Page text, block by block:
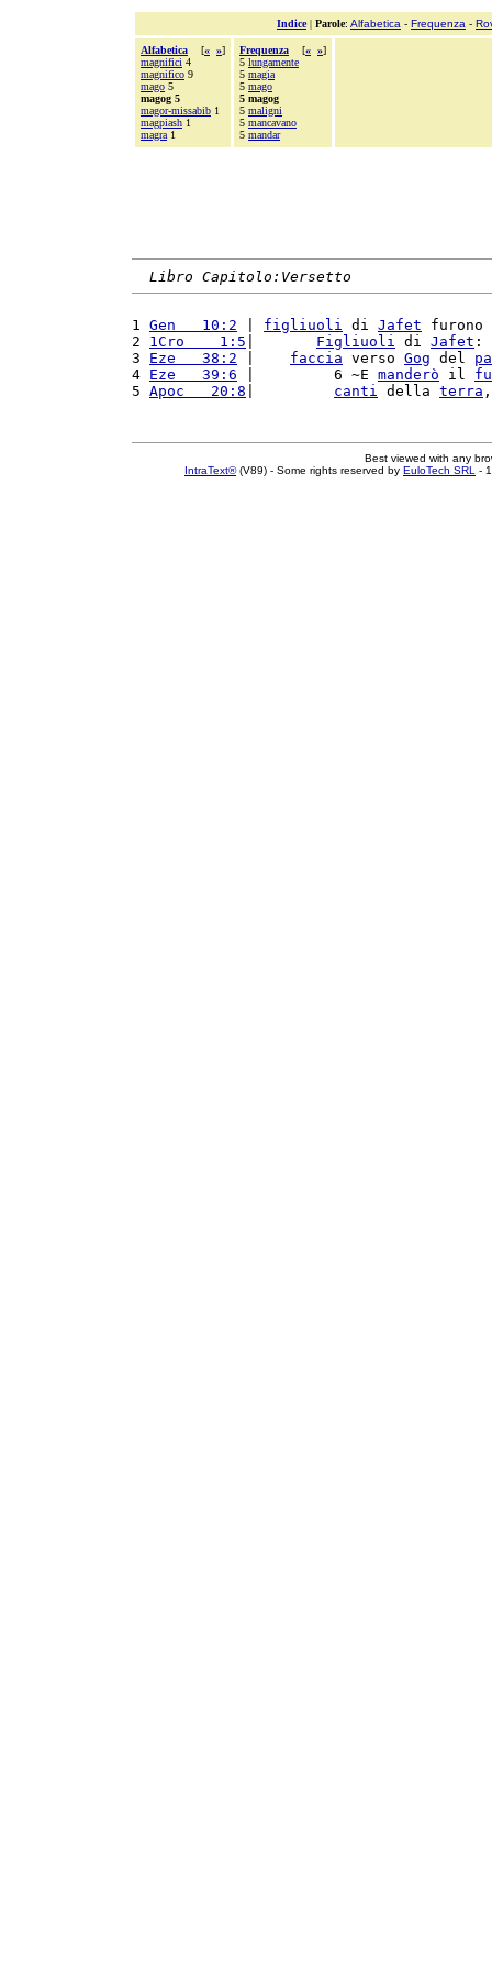
Indice| Parole: Alfabetica - Frequenza -
Alfabetica [« »]
magnifici 4
magnifico 9
mago 5
magog 5
magor-missabib 1
magpiash 1
magra 1
Frequenza [« »]
5 lungamente
5 magia
5 mago
5 magog
5 maligni
5 mancavano
5 mandar
Libro Capitolo:Versetto
1 Gen   10:2 figliuoli di Jafet furono
2 1Cro    1:5 Figliuoli di Jafet :
3 Eze   38:2 faccia verso Gog del
4 Eze   39:6 |         6 ~E manderò il
5 Apoc   20:8 canti della terra
Best viewed with any
IntraText®(V89) - Some rights reserved by EuloTech SRL -